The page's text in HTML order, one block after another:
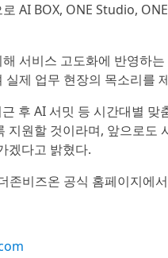
AI BOX, ONE Studio,
서비스 고도화에 반영하
제 업무 현장의 목소리를
후 AI 서밋 등 시간대별
지원할 것이라며, 앞으로
겠다고 밝혔다.
존비즈온 공식 홈페이지에